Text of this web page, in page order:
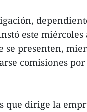
este miércoles
se presenten,
comisiones
que dirige la